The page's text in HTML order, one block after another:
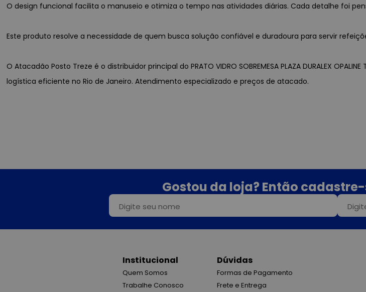
O design funcional facilita o manuseio e otimiza o tempo nas atividades diárias. Cada detalhe foi
Este produto resolve a necessidade de quem busca solução confiável e duradoura para servir
O Atacadão Posto Treze é o distribuidor principal do PRATO VIDRO SOBREMESA PLAZA DURALEX
logística eficiente no Rio de Janeiro. Atendimento especializado e preços de atacado.
Gostou da loja? Então
Institucional
Quem Somos
Trabalhe Conosco
Dúvidas
Formas de Pagamento
Frete e Entrega